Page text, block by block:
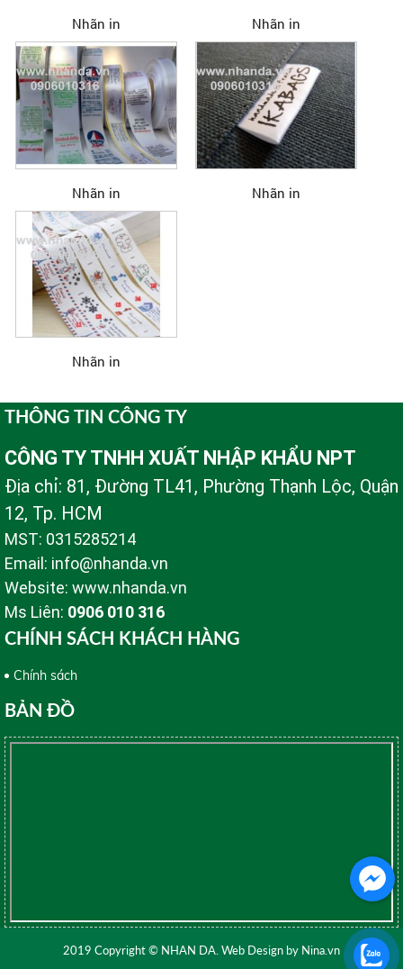
Nhãn in Nhãn in
Nhãn in Nhãn in
Nhãn in
THÔNG TIN CÔNG TY
CÔNG TY TNHH XUẤT NHẬP KHẨU NPT
Địa chỉ: 81, Đường TL41, Phường Thạnh Lộc, Quận
12, Tp. HCM
MST: 0315285214
Email: info@nhanda.vn
Website: www.nhanda.vn
Ms Liên: 0906 010 316
CHÍNH SÁCH KHÁCH HÀNG
Chính sách
BẢN ĐỒ
2019 Copyright © NHAN DA. Web Design by Nina.vn